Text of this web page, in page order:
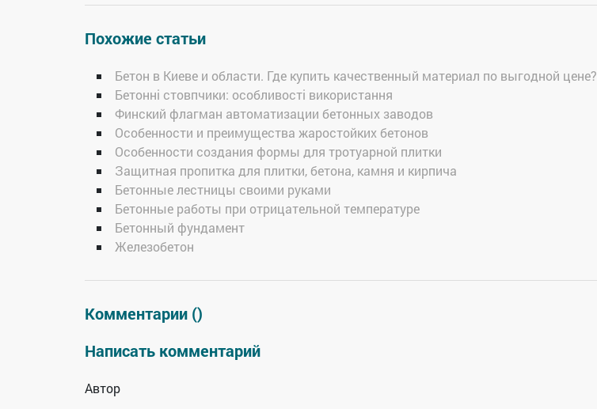
Похожие статьи
Бетон в Киеве и области. Где купить качественный материал по выгодной цене?
Бетонні стовпчики: особливості використання
Финский флагман автоматизации бетонных заводов
Особенности и преимущества жаростойких бетонов
Особенности создания формы для тротуарной плитки
Защитная пропитка для плитки, бетона, камня и кирпича
Бетонные лестницы своими руками
Бетонные работы при отрицательной температуре
Бетонный фундамент
Железобетон
Комментарии ()
Написать комментарий
Автор